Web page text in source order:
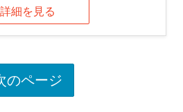
詳細を見る
のページ